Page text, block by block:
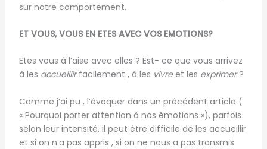
sur notre comportement.
ET VOUS, VOUS EN ETES AVEC VOS EMOTIONS?
Etes vous à l’aise avec elles ? Est- ce que vous arrivez
à les accueillirfacilement , à les vivreet les exprimer?
Comme j’ai pu , l’évoquer dans un précédent article (
« Pourquoi porter attention à nos émotions »), parfois
selon leur intensité, il peut être difficile de les accueillir
et si on n’a pas appris , si on ne nous a pas transmis